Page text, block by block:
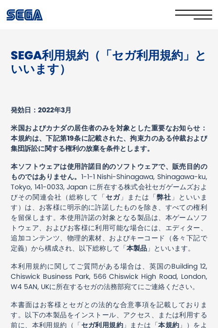
Privacy Policy
Cookie Policy
Your Rights​
Corporate Governance
FAQs & Contact Us
SEGA利用規約（「セガ利用規約」と
いいます）
発効日：2022年3月
米国およびカナダの居住者のみを対象とした重要なお知らせ：
本規約は、下記第19条に記載された、拘束力のある仲裁および
集団訴訟に関する権利の放棄を条件とします。
本ソフトウェアは使用許諾目的のソフトウェアで、販売目的の
ものではありません。 1-1-1 Nishi-Shinagawa, Shinagawa-ku,
Tokyo, 141-0033, Japan に所在する株式会社セガゲームズおよ
びその関連会社（総称して「セガ」または「弊社」といいま
す）は、お客様に明示的に許諾したものを除き、すべての権利
を留保します。本使用許諾の対象となる製品は、本ゲームソフ
トウェア、およびお客様に利用可能な場合には、エディター、
追加コンテンツ、物理的素材、およびキーコード（各々下記で
定義）から構成され、以下総称して「本製品」といいます。
本利用規約に関してご質問がある場合は、英国のBuilding 12,
Chiswick Business Park, 566 Chiswick High Road, London,
W4 5AN, UKに所在するセガの法務部宛てにご連絡ください。
本書面はお客様とセガとの法的な合意事項を記載しておりま
す。以下の本製品をインストール、アクセス、または利用する
前に、本利用規約（「セガ利用規約」または「本規約」）をよ